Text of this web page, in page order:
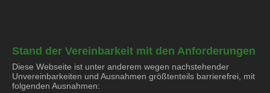
Stand der Vereinbarkeit mit den Anforderungen
Diese Webseite ist unter anderem wegen nachstehender
Unvereinbarkeiten und Ausnahmen größtenteils barrierefrei, mit
folgenden Ausnahmen: